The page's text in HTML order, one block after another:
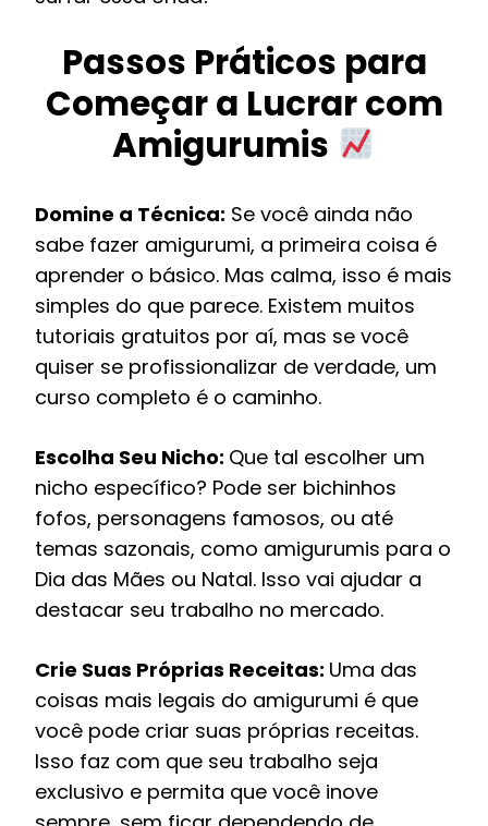
Passos Práticos para
Começar a Lucrar com
Amigurumis
Domine a Técnica: Se você ainda não
sabe fazer amigurumi, a primeira coisa é
aprender o básico. Mas calma, isso é mais
simples do que parece. Existem muitos
tutoriais gratuitos por aí, mas se você
quiser se profissionalizar de verdade, um
curso completo é o caminho.
Escolha Seu Nicho: Que tal escolher um
nicho específico? Pode ser bichinhos
fofos, personagens famosos, ou até
temas sazonais, como amigurumis para o
Dia das Mães ou Natal. Isso vai ajudar a
destacar seu trabalho no mercado.
Crie Suas Próprias Receitas: Uma das
coisas mais legais do amigurumi é que
você pode criar suas próprias receitas.
Isso faz com que seu trabalho seja
exclusivo e permita que você inove